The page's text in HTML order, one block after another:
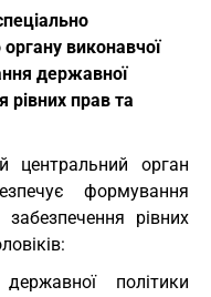
виконавчої
державної
рівних прав та
центральний орган
формування
рівних
політики